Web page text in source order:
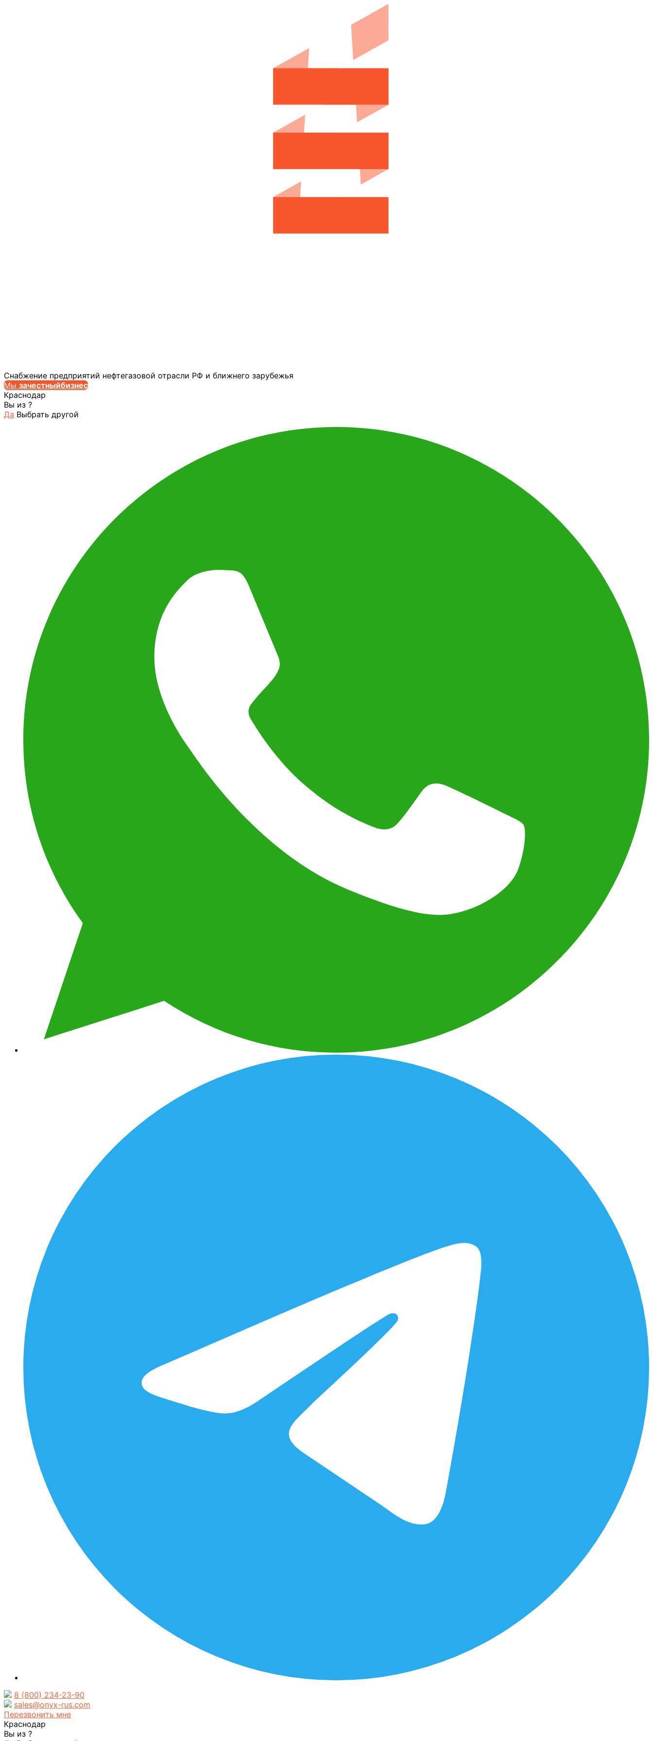
Снабжение предприятий нефтегазовой отрасли РФ и ближнего зарубежья
Мы зачестныйбизнес
Краснодар
Вы из ?
Да Выбрать другой
8 (800) 234-23-90
sales@onyx-rus.com
Перезвонить мне
Краснодар
Вы из ?